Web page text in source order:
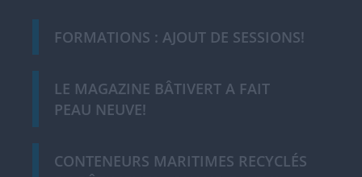
FORMATIONS : AJOUT DE SESSIONS!
LE MAGAZINE BÂTIVERT A FAIT
PEAU NEUVE!
CONTENEURS MARITIMES RECYCLÉS